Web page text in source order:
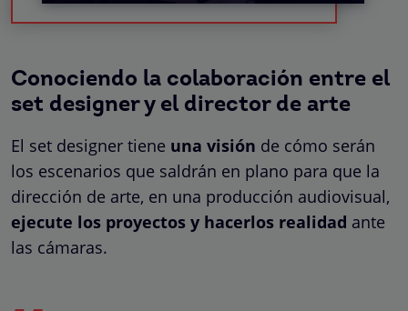
Conociendo la colaboración entre el
set designer y el director de arte
El set designer tiene una visión de cómo serán
los escenarios que saldrán en plano para que la
dirección de arte, en una producción audiovisual,
ejecute los proyectos y hacerlos realidad ante
las cámaras.